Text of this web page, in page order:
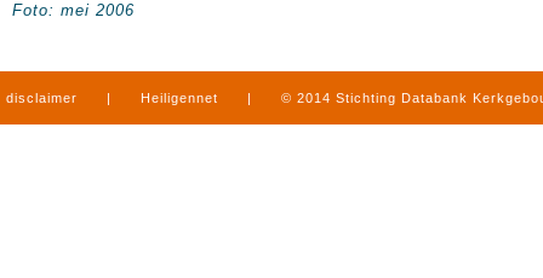
Foto: mei 2006
disclaimer | Heiligennet | © 2014 Stichting Databank